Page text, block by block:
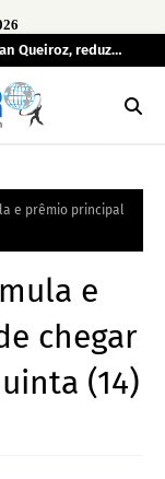
Queiroz, reduz
e prêmio principal
e
chegar
(14)